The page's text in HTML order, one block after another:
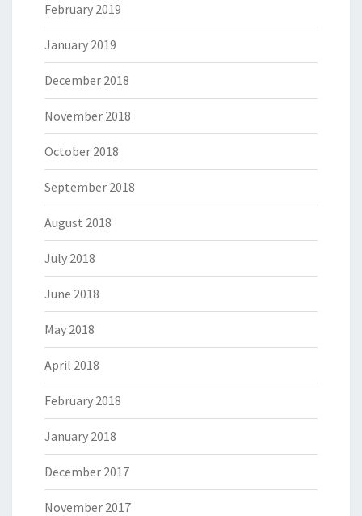
February 2019
January 2019
December 2018
November 2018
October 2018
September 2018
August 2018
July 2018
June 2018
May 2018
April 2018
February 2018
January 2018
December 2017
November 2017